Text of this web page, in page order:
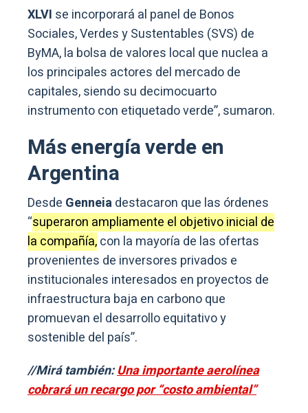
XLVI se incorporará al panel de Bonos
Sociales, Verdes y Sustentables (SVS) de
ByMA, la bolsa de valores local que nuclea a
los principales actores del mercado de
capitales, siendo su decimocuarto
instrumento con etiquetado verde”, sumaron.
Más energía verde en
Argentina
Desde Genneiadestacaron que las órdenes
“superaron ampliamente el objetivo inicial de
la compañía,con la mayoría de las ofertas
provenientes de inversores privados e
institucionales interesados en proyectos de
infraestructura baja en carbono que
promuevan el desarrollo equitativo y
sostenible del país”.
//Mirá también:Una importante aerolínea
cobrará un recargo por “costo ambiental”